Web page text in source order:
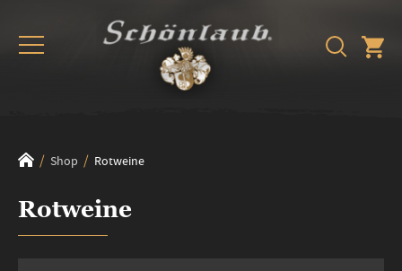
Shop Rotweine
Rotweine